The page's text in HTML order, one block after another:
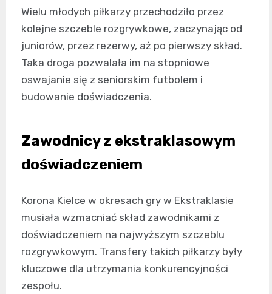
Wielu młodych piłkarzy przechodziło przez
kolejne szczeble rozgrywkowe, zaczynając od
juniorów, przez rezerwy, aż po pierwszy skład.
Taka droga pozwalała im na stopniowe
oswajanie się z seniorskim futbolem i
budowanie doświadczenia.
Zawodnicy z ekstraklasowym
doświadczeniem
Korona Kielce w okresach gry w Ekstraklasie
musiała wzmacniać skład zawodnikami z
doświadczeniem na najwyższym szczeblu
rozgrywkowym. Transfery takich piłkarzy były
kluczowe dla utrzymania konkurencyjności
zespołu.